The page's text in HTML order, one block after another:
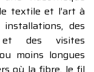
textile et l’art à
des
et des visites
moins longues